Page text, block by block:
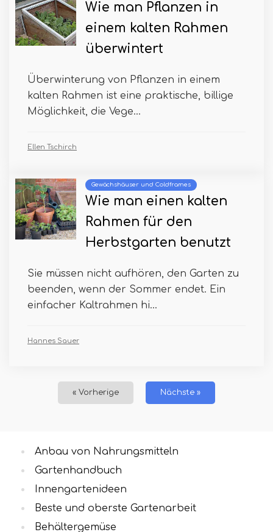
Wie man Pflanzen in
einem kalten Rahmen
überwintert
Überwinterung von Pflanzen in einem
kalten Rahmen ist eine praktische, billige
Möglichkeit, die Vege...
Ellen Tschirch
Gewächshäuser und Coldframes
Wie man einen kalten
Rahmen für den
Herbstgarten benutzt
Sie müssen nicht aufhören, den Garten zu
beenden, wenn der Sommer endet. Ein
einfacher Kaltrahmen hi...
Hannes Sauer
« Vorherige Nächste »
Anbau von Nahrungsmitteln
Gartenhandbuch
Innengartenideen
Beste und oberste Gartenarbeit
Behältergemüse